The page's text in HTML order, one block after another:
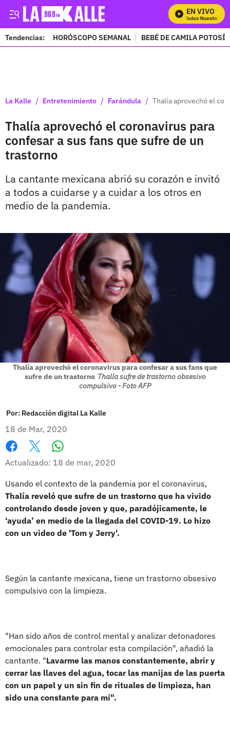
EN VIVO
Mira Todos Nuestros
Tendencias: HORÓSCOPO SEMANAL BEBÉ DE CAMILA POTOSÍ
La Kalle / Entretenimiento / Farándula / Thalía aprovechó el
Thalía aprovechó el coronavirus para
confesar a sus fans que sufre de un
trastorno
La cantante mexicana abrió su corazón e invitó
a todos a cuidarse y a cuidar a los otros en
medio de la pandemia.
Thalía aprovechó el coronavirus para confesar a sus fans que
sufre de un trastorno Thalía sufre de trastorno obsesivo
compulsivo - Foto AFP
Por: Redacción digital La Kalle
18 de Mar, 2020
Facebook
X
Actualizado: 18 de mar, 2020
Usando el contexto de la pandemia por el coronavirus,
Thalía reveló que sufre de un trastorno que ha vivido
controlando desde joven y que, paradójicamente, le
‘ayuda’ en medio de la llegada del COVID-19. Lo hizo
con un video de 'Tom y Jerry'.
Según la cantante mexicana, tiene un trastorno obsesivo
compulsivo con la limpieza.
"Han sido años de control mental y analizar detonadores
emocionales para controlar esta compilación", añadió la
cantante. "Lavarme las manos constantemente, abrir y
cerrar las llaves del agua, tocar las manijas de las puerta
con un papel y un sin fin de rituales de limpieza, han
sido una constante para mí".